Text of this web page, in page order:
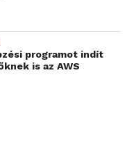
programot indít
is az AWS